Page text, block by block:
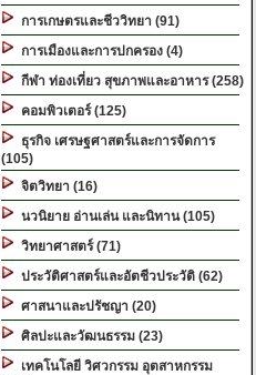
การเกษตรและชีววิทยา (91)
การเมืองและการปกครอง (4)
กีฬา ท่องเที่ยว สุขภาพและอาหาร (258)
คอมพิวเตอร์ (125)
ธุรกิจ เศรษฐศาสตร์และการจัดการ
(105)
จิตวิทยา (16)
นวนิยาย อ่านเล่น และนิทาน (105)
วิทยาศาสตร์ (71)
ประวัติศาสตร์และอัตชีวประวัติ (62)
ศาสนาและปรัชญา (20)
ศิลปะและวัฒนธรรม (23)
เทคโนโลยี วิศวกรรม อุตสาหกรรม